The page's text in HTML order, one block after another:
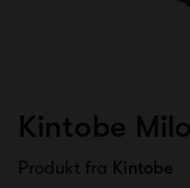
Kintobe
Produkt fra Kintobe